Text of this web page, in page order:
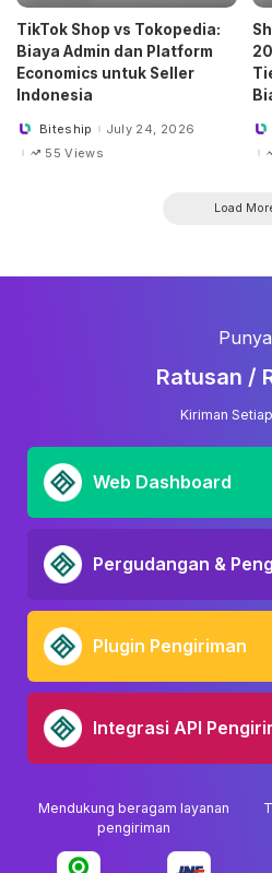
TikTok Shop vs Tokopedia:
Biaya Admin dan Platform
Economics untuk Seller
Indonesia
PostedBiteship
July 24, 2026
55 Views
Load
Punya
Ratusan /
Kiriman
Web Dashboard
Pergudangan &
Plugin Pengiriman
Integrasi API
Mendukung beragam layanan
pengiriman